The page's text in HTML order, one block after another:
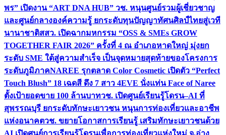
พร” เปิดงาน “ART DNA HUB” วช. หนุนศูนย์รวมผู้เชี่ยวชาญ
และศูนย์กลางองค์ความรู้ ยกระดับทุนปัญญาทัศนศิลป์ไทยสู่เวที
นานาชาติสสว. เปิดฉากมหกรรม “OSS & SMEs GROW
TOGETHER FAIR 2026” ครั้งที่ 4 ณ อำเภอหาดใหญ่ มุ่งยก
ระดับ SME ใต้สู่ความสำเร็จ เป็นจุดหมายสุดท้ายของโครงการ
ระดับภูมิภาคNAREE รุกตลาด Color Cosmetic เปิดตัว “Perfect
Touch Blush” 18 เฉดสี ดึง 7 สาว 4EVE นั่งแท่น Face of Naree
ตั้งเป้ายอดขาย 100 ล้านบาทวช. เปิดศูนย์เรียนรู้โดรน–AI ที่
สุพรรณบุรี ยกระดับทักษะเยาวชน หนุนการท่องเที่ยวและอาชีพ
แห่งอนาคตวช. ขยายโอกาสการเรียนรู้ เสริมทักษะเยาวชนด้วย
AI เปิดศูนย์การเรียนรู้โดรนเพื่อการท่องเที่ยวแห่งใหม่ จ.อ่าง